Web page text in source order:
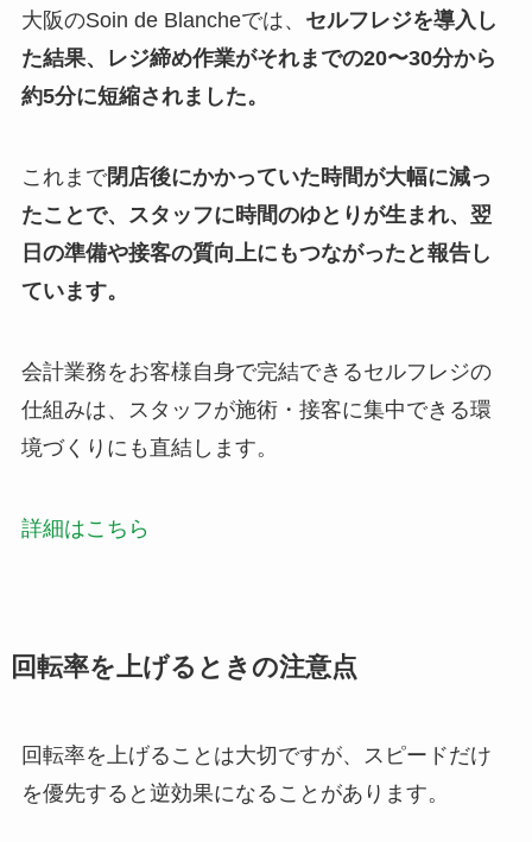
大阪のSoin de Blancheでは、 セルフレジを導入し
た結果、レジ締め作業がそれまでの20〜30分から
約5分に短縮されました。
これまで閉店後にかかっていた時間が大幅に減っ
たことで、スタッフに時間のゆとりが生まれ、翌
日の準備や接客の質向上にもつながったと報告し
ています。
会計業務をお客様自身で完結できるセルフレジの
仕組みは、スタッフが施術・接客に集中できる環
境づくりにも直結します。
詳細はこちら
回転率を上げるときの注意点
回転率を上げることは大切ですが、スピードだけ
を優先すると逆効果になることがあります。